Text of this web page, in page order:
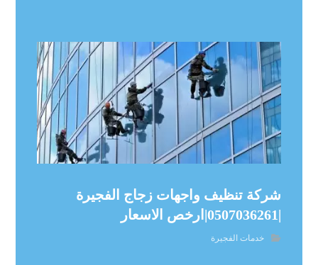
شركة تنظيف واجهات زجاج الفجيرة
|0507036261|ارخص الاسعار
خدمات الفجيرة